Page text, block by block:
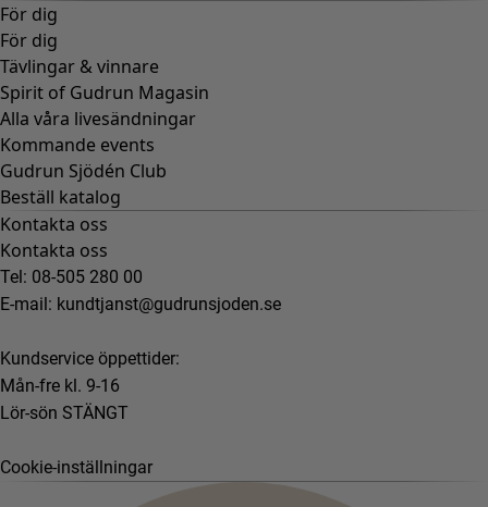
För dig
För dig
Tävlingar & vinnare
Spirit of Gudrun Magasin
Alla våra livesändningar
Kommande events
Gudrun Sjödén Club
Beställ katalog
Kontakta oss
Kontakta oss
Tel: 08-505 280 00
E-mail: kundtjanst@gudrunsjoden.se
Kundservice öppettider:
Mån-fre kl. 9-16
Lör-sön STÄNGT
Cookie-inställningar